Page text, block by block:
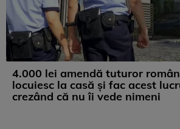
4.000 lei amendă tuturor
locuiesc la casă și fac acest
crezând că nu îi vede nimeni